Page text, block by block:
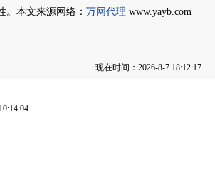
本文来源网络： 万网代理 www.yayb.com
现在时间：2026-8-7 18:12:17